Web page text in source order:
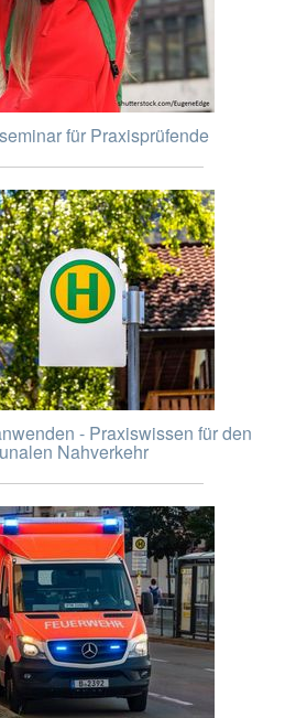
für Praxisprüfende
- Praxiswissen für den
Nahverkehr